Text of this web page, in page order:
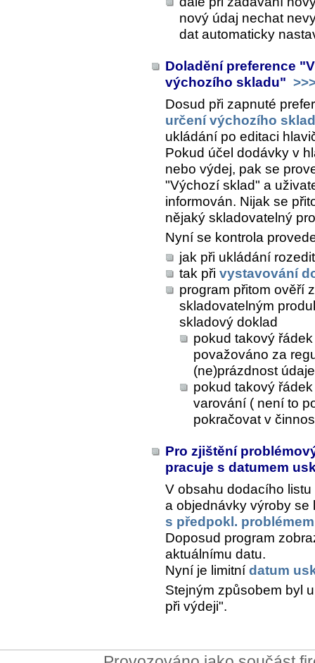
nový údaj nechat
dat automaticky
Doladění preference
výchozího skladu"
Dosud při zapnuté
určení výchozího
ukládání po editaci
Pokud účel dodávky v
nebo výdej, pak se
"Výchozí sklad" a
informován. Nijak se
nějaký skladovatelný
Nyní se kontrola
jak při ukládání
tak při vystavování
program přitom ověří
skladovatelným
skladový doklad
pokud takový
považováno za
(ne)prázdnost
pokud takový
varování ( není to
pokračovat v
Pro zjištění
pracuje s datumem
V obsahu dodacího
a objednávky výroby
s předpokl.
Doposud program
aktuálnímu datu.
Nyní je limitní datum
Stejným způsobem byl
při výdeji".